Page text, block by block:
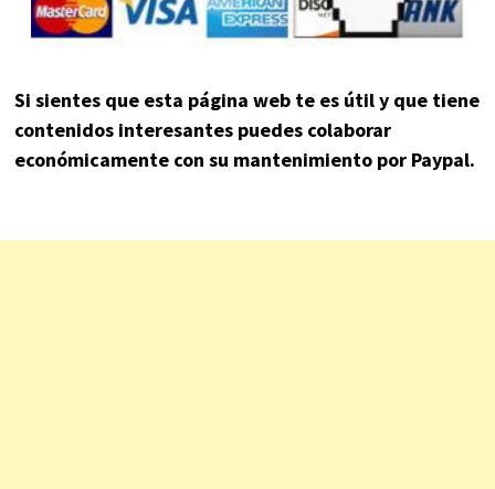
Si sientes que esta página web te es útil y que tiene
contenidos interesantes puedes colaborar
económicamente con su mantenimiento por Paypal.